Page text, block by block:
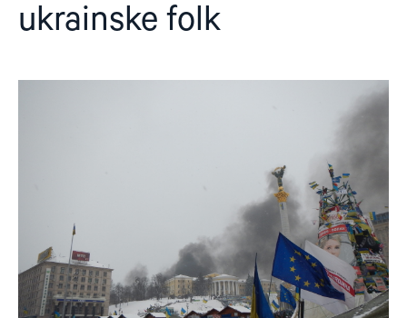
ukrainske folk